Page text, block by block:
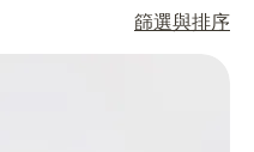
篩選與排序